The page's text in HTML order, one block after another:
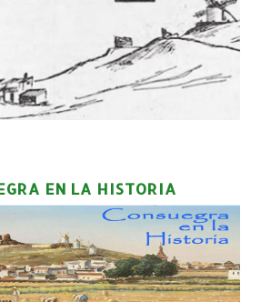
EN LA HISTORIA